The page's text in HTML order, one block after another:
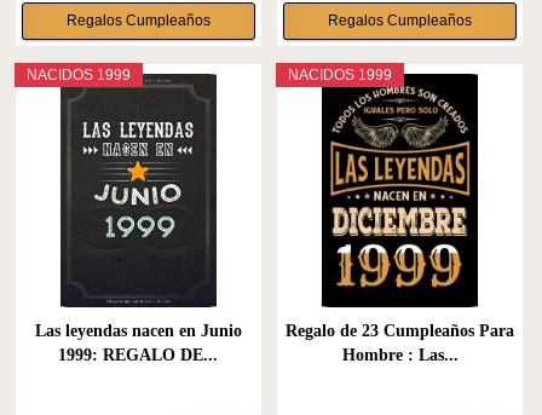
Regalos Cumpleaños Regalos Cumpleaños
NACIDOS 1999
Las leyendas nacen en Junio
1999: REGALO DE...
NACIDOS 1999
Regalo de 23 Cumpleaños Para
Hombre : Las...